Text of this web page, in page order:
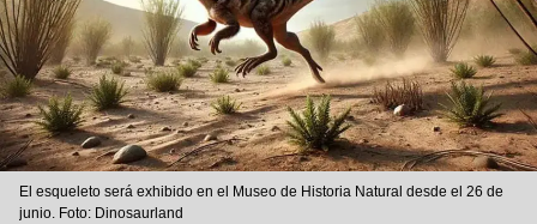
El esqueleto será exhibido en el Museo de Historia Natural desde el 26 de
junio. Foto: Dinosaurland